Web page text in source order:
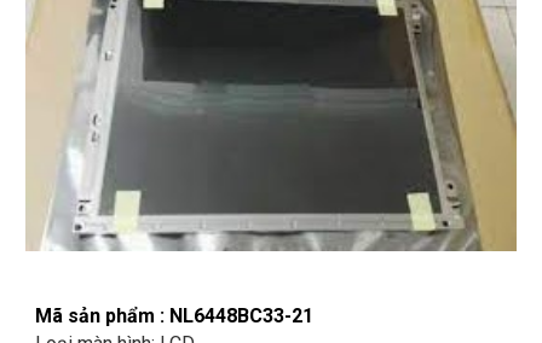
Mã sản phẩm : NL6448BC33-21